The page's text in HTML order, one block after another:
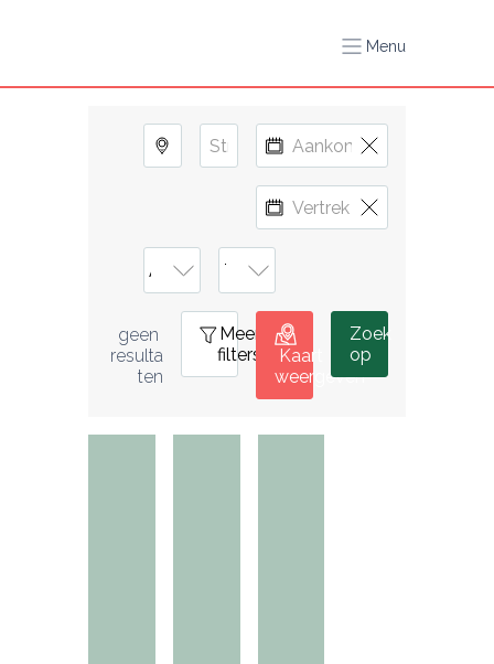
Menu
geen
resulta
ten
Meer
filters
Kaart
weergeven
Zoek
op